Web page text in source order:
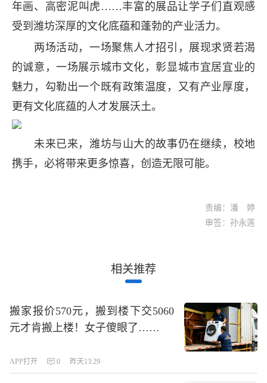
年画、高密泥叫虎……丰富的展品让学子们直观感
受到潍坊深厚的文化底蕴和蓬勃的产业活力。
两场活动，一场聚焦人才招引，展现求贤若渴
的诚意，一场展示城市文化，彰显城市宜居宜业的
魅力，勾勒出一个既有政策温度，又有产业厚度，
更有文化底蕴的人才发展沃土。
未来已来，潍坊与山大的故事仍在继续，校地
携手，必将带来更多惊喜，创造无限可能。
责编：潘 婷
审签：孙永莲
相关推荐
搬家报价570元，搬到楼下交5060
元才肯搬上楼！女子傻眼了……
APP打开 0 昨天13:29